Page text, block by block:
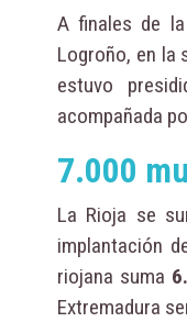
A finales de
Logroño, en la
estuvo
acompañada
7.000
La Rioja se
implantación
riojana suma
Extremadura